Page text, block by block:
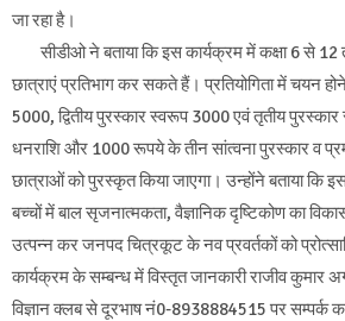
जा रहा है।
सीडीओ ने बताया कि इस कार्यक्रम में कक्षा 6 से
छात्राएं प्रतिभाग कर सकते हैं। प्रतियोगिता में चयन
5000, द्वितीय पुरस्कार स्वरूप 3000 एवं तृतीय
धनराशि और 1000 रूपये के तीन सांत्वना पुरस्कार व
छात्राओं को पुरस्कृत किया जाएगा। उन्होंने बताया कि
बच्चों में बाल सृजनात्मकता, वैज्ञानिक दृष्टिकोण का
उत्पन्न कर जनपद चित्रकूट के नव प्रवर्तकों को
कार्यक्रम के सम्बन्ध में विस्तृत जानकारी राजीव कुमार
विज्ञान क्लब से दूरभाष नं0-8938884515 पर सम्पर्क